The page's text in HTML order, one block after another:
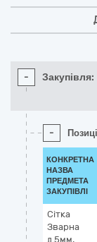
- Закупівля:
-
КОНКРЕТНА
НАЗВА
ПРЕДМЕТА
ЗАКУПІВЛІ
Сітка
Зварна
д.5мм,